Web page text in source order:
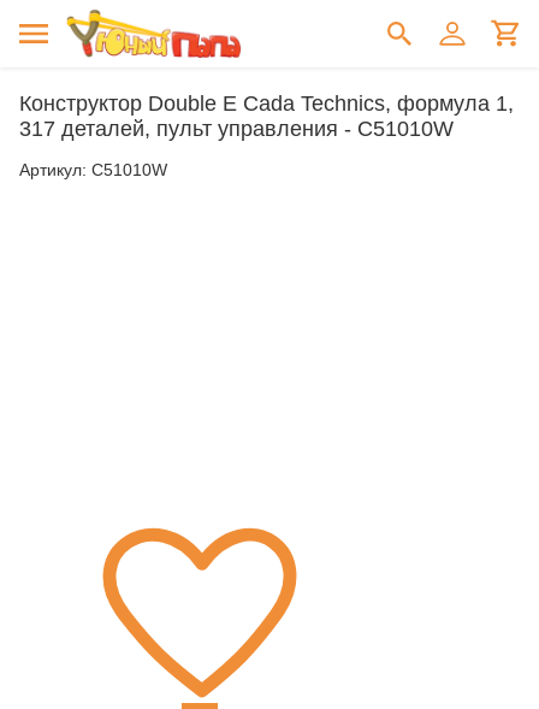
Конструктор Double E Cada Technics, формула 1,
317 деталей, пульт управления - C51010W
Артикул: C51010W